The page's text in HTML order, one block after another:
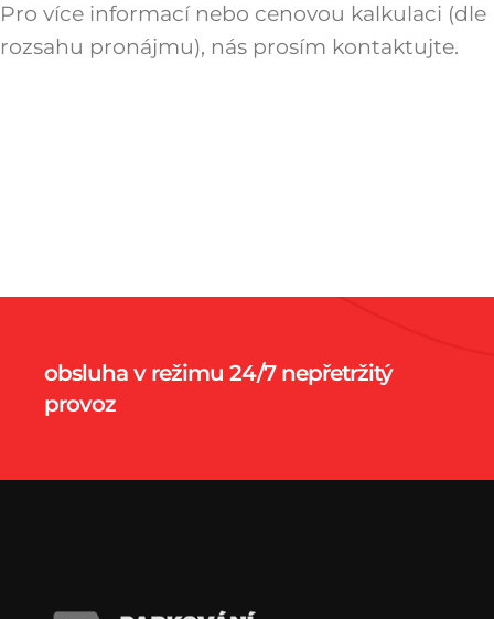
Pro více informací nebo cenovou kalkulaci (dle
rozsahu pronájmu), nás prosím kontaktujte.
obsluha v režimu 24/7 nepřetržitý
provoz